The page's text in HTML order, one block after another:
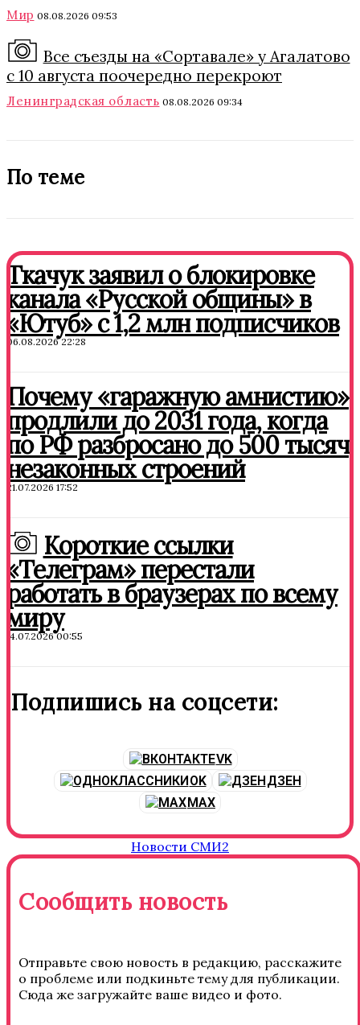
Мир 08.08.2026 09:53
Все съезды на «Сортавале» у Агалатово
с 10 августа поочередно перекроют
Ленинградская область 08.08.2026 09:34
По теме
Ткачук заявил о блокировке
канала «Русской общины» в
«Ютуб» с 1,2 млн подписчиков
06.08.2026 22:28
Почему «гаражную амнистию»
продлили до 2031 года, когда
по РФ разбросано до 500 тысяч
незаконных строений
21.07.2026 17:52
Короткие ссылки
«Телеграм» перестали
работать в браузерах по всему
миру
14.07.2026 00:55
Подпишись на соцсети:
VK
OK
ДЗЕН
MAX
Новости СМИ2
Сообщить новость
Отправьте свою новость в редакцию, расскажите
о проблеме или подкиньте тему для публикации.
Сюда же загружайте ваше видео и фото.